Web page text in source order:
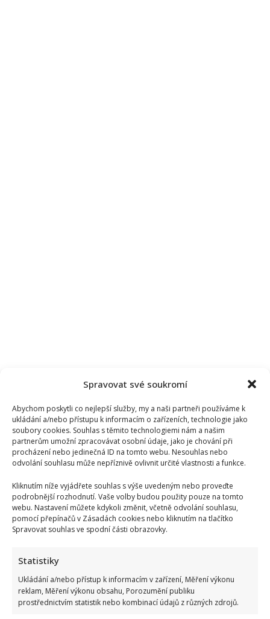
Spravovat své soukromí
Abychom poskytli co nejlepší služby, my a naši partneři používáme k
ukládání a/nebo přístupu k informacím o zařízeních, technologie jako
soubory cookies. Souhlas s těmito technologiemi nám a našim
partnerům umožní zpracovávat osobní údaje, jako je chování při
procházení nebo jedinečná ID na tomto webu. Nesouhlas nebo
odvolání souhlasu může nepříznivě ovlivnit určité vlastnosti a funkce.
Kliknutím níže vyjádřete souhlas s výše uvedeným nebo proveďte
podrobnější rozhodnutí. Vaše volby budou použity pouze na tomto
webu. Nastavení můžete kdykoli změnit, včetně odvolání souhlasu,
pomocí přepínačů v Zásadách cookies nebo kliknutím na tlačítko
Spravovat souhlas ve spodní části obrazovky.
Statistiky
Ukládání a/nebo přístup k informacím v zařízení, Měření výkonu
reklam, Měření výkonu obsahu, Porozumění publiku
prostřednictvím statistik nebo kombinací údajů z různých zdrojů.